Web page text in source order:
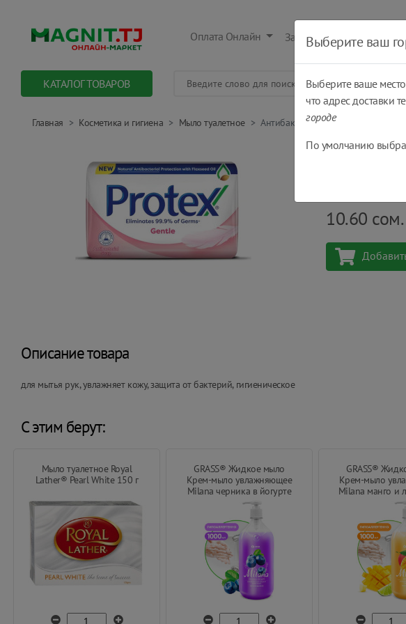
Оплата Онлайн Заказать Оплатить
КАТАЛОГ ТОВАРОВ
Главная Косметика и гигиена Мыло туалетное Антибактериальное туалетное
10.60 сом.
Описание товара
для мытья рук, увлажняет кожу, защита от бактерий, гигиеническое
С этим берут:
Мыло туалетное Royal
Lather® Pearl White 150 г
GRASS® Жидкое мыло
Крем-мыло увлажняющее
Milana черника в йогурте
1000 мл.
GRASS®
Крем-мыло
Milana манго и
мл.
Выберите ваш
Выберите ваше
что адрес доставки
городе
По умолчанию